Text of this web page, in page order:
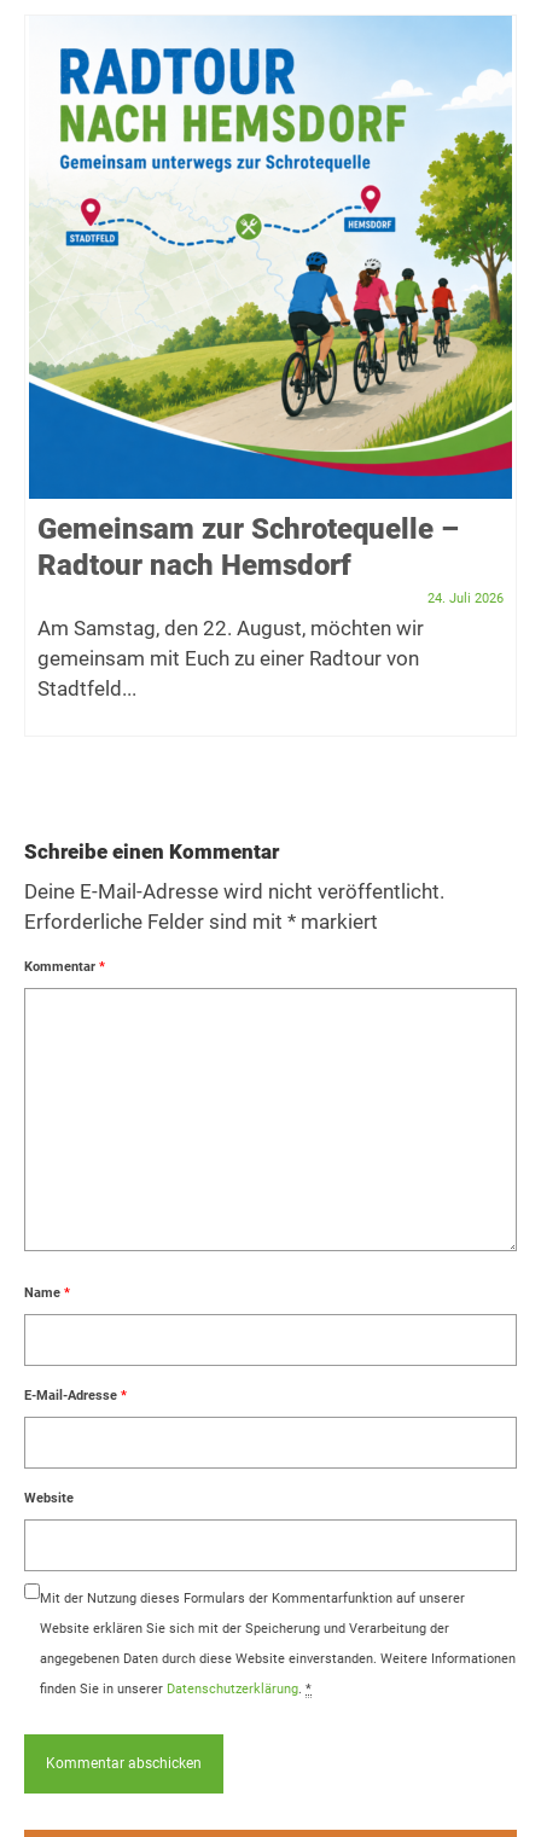
Gemeinsam zur Schrotequelle –
Radtour nach Hemsdorf
24. Juli 2026
Am Samstag, den 22. August, möchten wir
gemeinsam mit Euch zu einer Radtour von
Stadtfeld...
Schreibe einen Kommentar
Deine E-Mail-Adresse wird nicht veröffentlicht.
Erforderliche Felder sind mit * markiert
Kommentar *
Name *
E-Mail-Adresse *
Website
Mit der Nutzung dieses Formulars der Kommentarfunktion auf unserer
Website erklären Sie sich mit der Speicherung und Verarbeitung der
angegebenen Daten durch diese Website einverstanden. Weitere Informationen
finden Sie in unserer Datenschutzerklärung. *